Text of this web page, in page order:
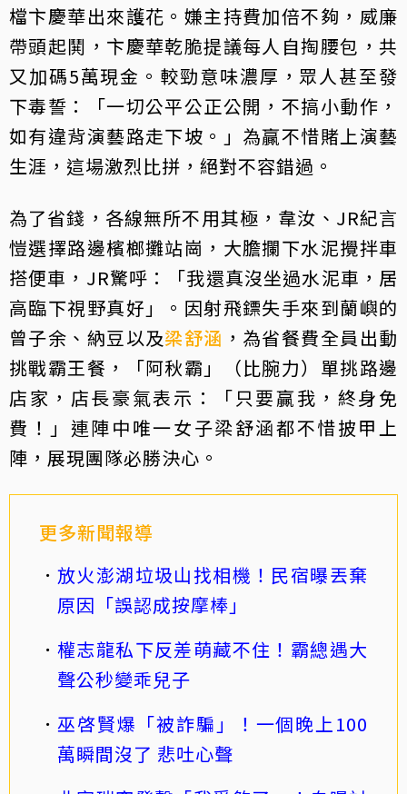
檔卞慶華出來護花。嫌主持費加倍不夠，威廉
帶頭起鬨，卞慶華乾脆提議每人自掏腰包，共
又加碼5萬現金。較勁意味濃厚，眾人甚至發
下毒誓：「一切公平公正公開，不搞小動作，
如有違背演藝路走下坡。」為贏不惜賭上演藝
生涯，這場激烈比拼，絕對不容錯過。
為了省錢，各線無所不用其極，韋汝、JR紀言
愷選擇路邊檳榔攤站崗，大膽攔下水泥攪拌車
搭便車，JR驚呼：「我還真沒坐過水泥車，居
高臨下視野真好」。因射飛鏢失手來到蘭嶼的
曾子余、納豆以及梁舒涵 ，為省餐費全員出動
挑戰霸王餐，「阿秋霸」（比腕力）單挑路邊
店家，店長豪氣表示：「只要贏我，終身免
費！」連陣中唯一女子梁舒涵都不惜披甲上
陣，展現團隊必勝決心。
更多新聞報導
放火澎湖垃圾山找相機！民宿曝丟棄
原因「誤認成按摩棒」
權志龍私下反差萌藏不住！霸總遇大
聲公秒變乖兒子
巫啓賢爆「被詐騙」！一個晚上100
萬瞬間沒了 悲吐心聲